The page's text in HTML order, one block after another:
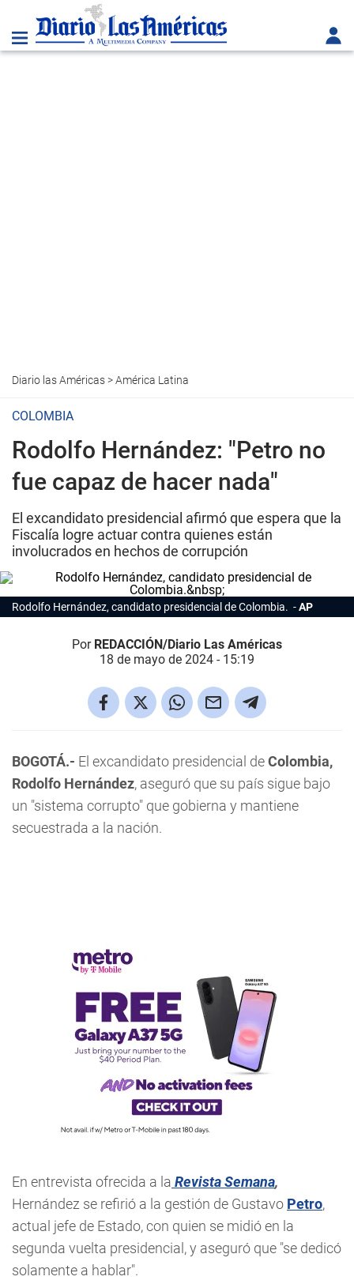
Diario las Américas>América Latina
COLOMBIA
Rodolfo Hernández: "Petro no
fue capaz de hacer nada"
El excandidato presidencial afirmó que espera que la
Fiscalía logre actuar contra quienes están
involucrados en hechos de corrupción
Rodolfo Hernández, candidato presidencial de Colombia. AP
Por REDACCIÓN/Diario Las Américas
18 de mayo de 2024 - 15:19
BOGOTÁ.- El excandidato presidencial deColombia,
Rodolfo Hernández, aseguró que su país sigue bajo
un "sistema corrupto" que gobierna y mantiene
secuestrada a la nación.
En entrevista ofrecida a la Revista Semana,
Hernández se refirió a la gestión de Gustavo Petro,
actual jefe de Estado, con quien se midió en la
segunda vuelta presidencial, y aseguró que "se dedicó
solamente a hablar".